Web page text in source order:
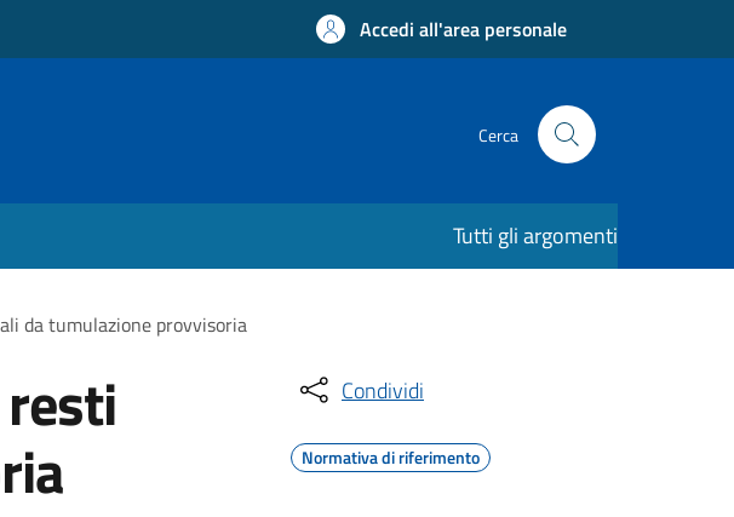
Accedi all'area personale
Cerca
Tutti gli argomenti
da tumulazione provvisoria
Condividi
Normativa di riferimento